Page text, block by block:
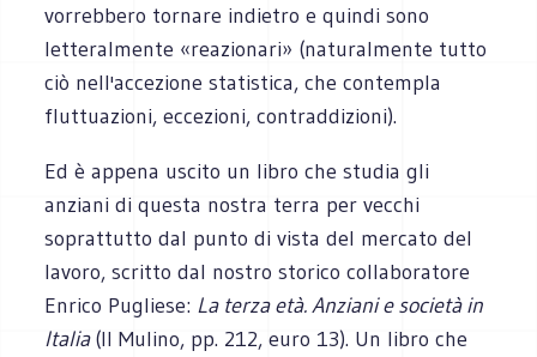
vorrebbero tornare indietro e quindi sono
letteralmente «reazionari» (naturalmente tutto
ciò nell'accezione statistica, che contempla
fluttuazioni, eccezioni, contraddizioni).
Ed è appena uscito un libro che studia gli
anziani di questa nostra terra per vecchi
soprattutto dal punto di vista del mercato del
lavoro, scritto dal nostro storico collaboratore
Enrico Pugliese: La terza età. Anziani e società in
Italia(Il Mulino, pp. 212, euro 13). Un libro che